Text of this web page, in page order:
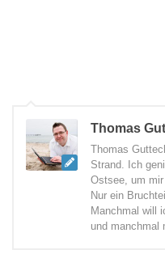
Thomas
Thomas
Strand. Ich
Ostsee, um
Nur ein
Manchmal will
und manchmal